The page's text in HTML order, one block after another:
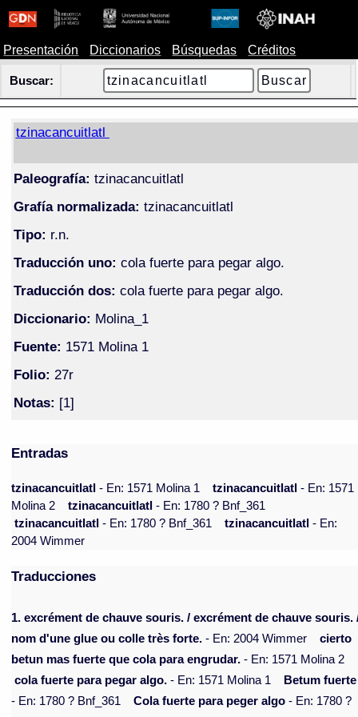
Presentación Diccionarios Búsquedas Créditos
Buscar:
tzinacancuitlatl
Paleografía: tzinacancuitlatl
Grafía normalizada: tzinacancuitlatl
Tipo: r.n.
Traducción uno: cola fuerte para pegar algo.
Traducción dos: cola fuerte para pegar algo.
Diccionario: Molina_1
Fuente: 1571 Molina 1
Folio: 27r
Notas: [1]
Entradas
tzinacancuitlatl- En: 1571 Molina 1 tzinacancuitlatl- En: 1571
Molina 2
tzinacancuitlatl- En: 1780 ? Bnf_361
tzinacancuitlatl- En: 1780 ? Bnf_361 tzinacancuitlatl- En:
2004 Wimmer
Traducciones
1. excrément de chauve souris. / excrément de chauve souris.
nom d'une glue ou colle très forte. - En: 2004 Wimmer
cierto
betun mas fuerte que cola para engrudar. - En: 1571 Molina 2
cola fuerte para pegar algo. - En: 1571 Molina 1
Betum fuerte
- En: 1780 ? Bnf_361
Cola fuerte para peger algo - En: 1780 ?